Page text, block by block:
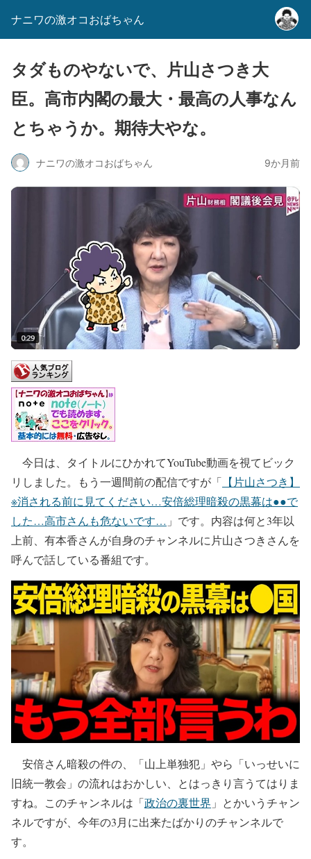
ナニワの激オコおばちゃん
タダものやないで、片山さつき大
臣。高市内閣の最大・最高の人事なん
とちゃうか。期待大やな。
ナニワの激オコおばちゃん 9か月前
今日は、タイトルにひかれてYouTube動画を視てビック
リしました。もう一週間前の配信ですが「 【片山さつき】
※消される前に見てください…安倍総理暗殺の黒幕は●●で
した…高市さんも危ないです… 」です。内容は何と3年以
上前、有本香さんが自身のチャンネルに片山さつきさんを
呼んで話している番組です。
安倍さん暗殺の件の、「山上単独犯」やら「いっせいに
旧統一教会」の流れはおかしい、とはっきり言うてはりま
すね。このチャンネルは「政治の裏世界 」とかいうチャン
ネルですが、今年の3月に出来たばかりのチャンネルで
す。